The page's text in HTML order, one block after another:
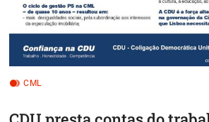
CML